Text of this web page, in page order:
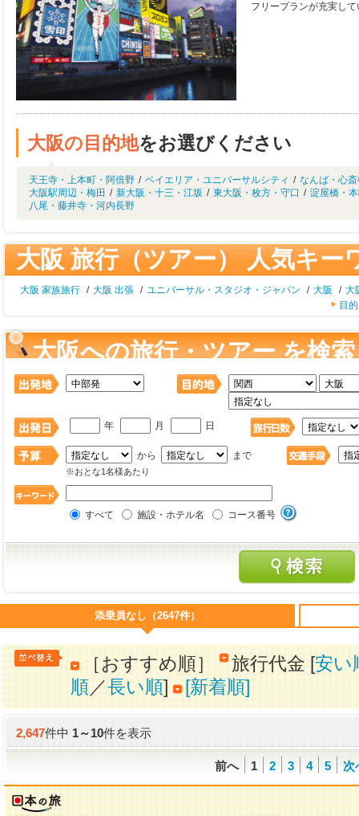
フリープランが充実し
大阪の目的地をお選びください
天王寺・上本町・阿倍野 / ベイエリア・ユニバーサルシティ / なんば・心
大阪駅周辺・梅田 / 新大阪・十三・江坂 / 東大阪・枚方・守口 / 淀屋橋・
八尾・藤井寺・河内長野
大阪 旅行（ツアー） 人気キー
大阪 家族旅行 / 大阪 出張 / ユニバーサル・スタジオ・ジャパン / 大阪 / 大
目
大阪への旅行・ツアー を検索
年 月 日
から まで
※おとな1名様あたり
すべて 施設・ホテル名 コース番号
添乗員なし（2647件）
［おすすめ順］ 旅行代金 [安い
順／長い順] [新着順]
2,647件中1～10件を表示
前へ 1 2 3 4 5 次